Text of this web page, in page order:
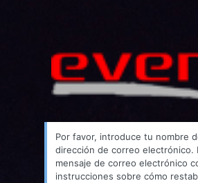
Por favor, introduce tu nombre
dirección de correo electrónico.
mensaje de correo electrónico
instrucciones sobre cómo